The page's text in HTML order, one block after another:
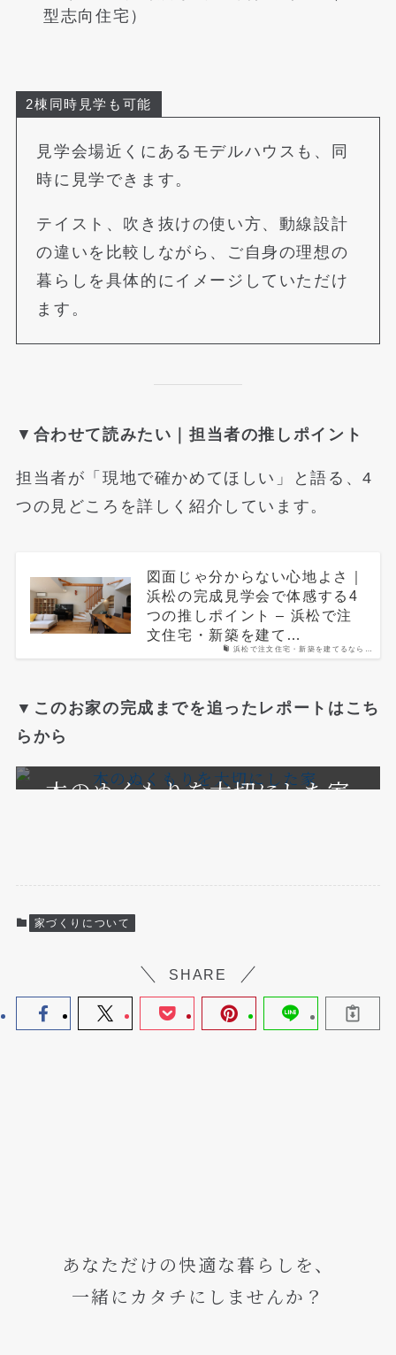
型志向住宅）
2棟同時見学も可能
見学会場近くにあるモデルハウスも、同
時に見学できます。
テイスト、吹き抜けの使い方、動線設計
の違いを比較しながら、ご自身の理想の
暮らしを具体的にイメージしていただけ
ます。
▼ 合わせて読みたい｜担当者の推しポイント
担当者が「現地で確かめてほしい」と語る、4
つの見どころを詳しく紹介しています。
浜松で注文住宅・新築を建てるなら…
図面じゃ分からない心地よさ｜
浜松の完成見学会で体感する4
つの推しポイント – 浜松で注
文住宅・新築を建て…
▼このお家の完成までを追ったレポートはこち
らから
木のぬくもりを大切にした家
家づくりについて
SHARE
あなただけの快適な暮らしを、
一緒にカタチにしませんか？